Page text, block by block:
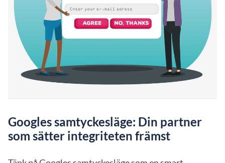
Googles samtyckesläge: Din partner
som sätter integriteten främst